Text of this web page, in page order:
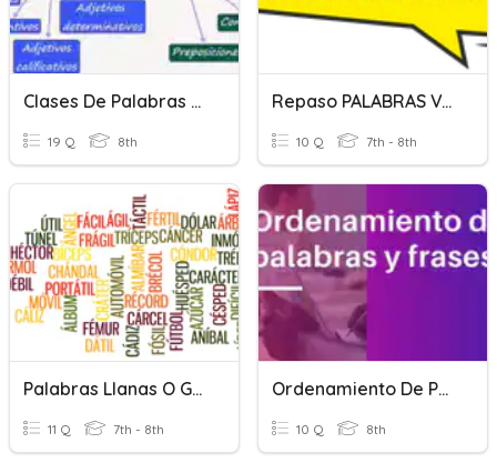
Clases De Palabras 02.
19 Q 8th
Repaso PALABRAS VARIABLES 2º ESO
10 Q 7th - 8th
Palabras Llanas O Graves
11 Q 7th - 8th
Ordenamiento De Palabras
10 Q 8th